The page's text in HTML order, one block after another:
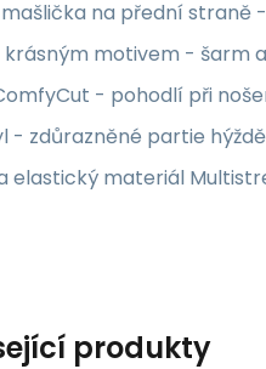
na přední straně
krásným motivem - šarm
- pohodlí při
- zdůrazněné partie hýždě
elastický materiál
produkty